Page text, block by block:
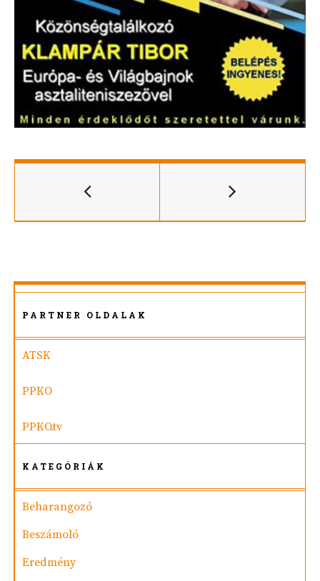
PARTNER OLDALAK
ATSK
PPKO
PPKO.tv
KATEGÓRIÁK
Beharangozó
Beszámoló
Eredmény